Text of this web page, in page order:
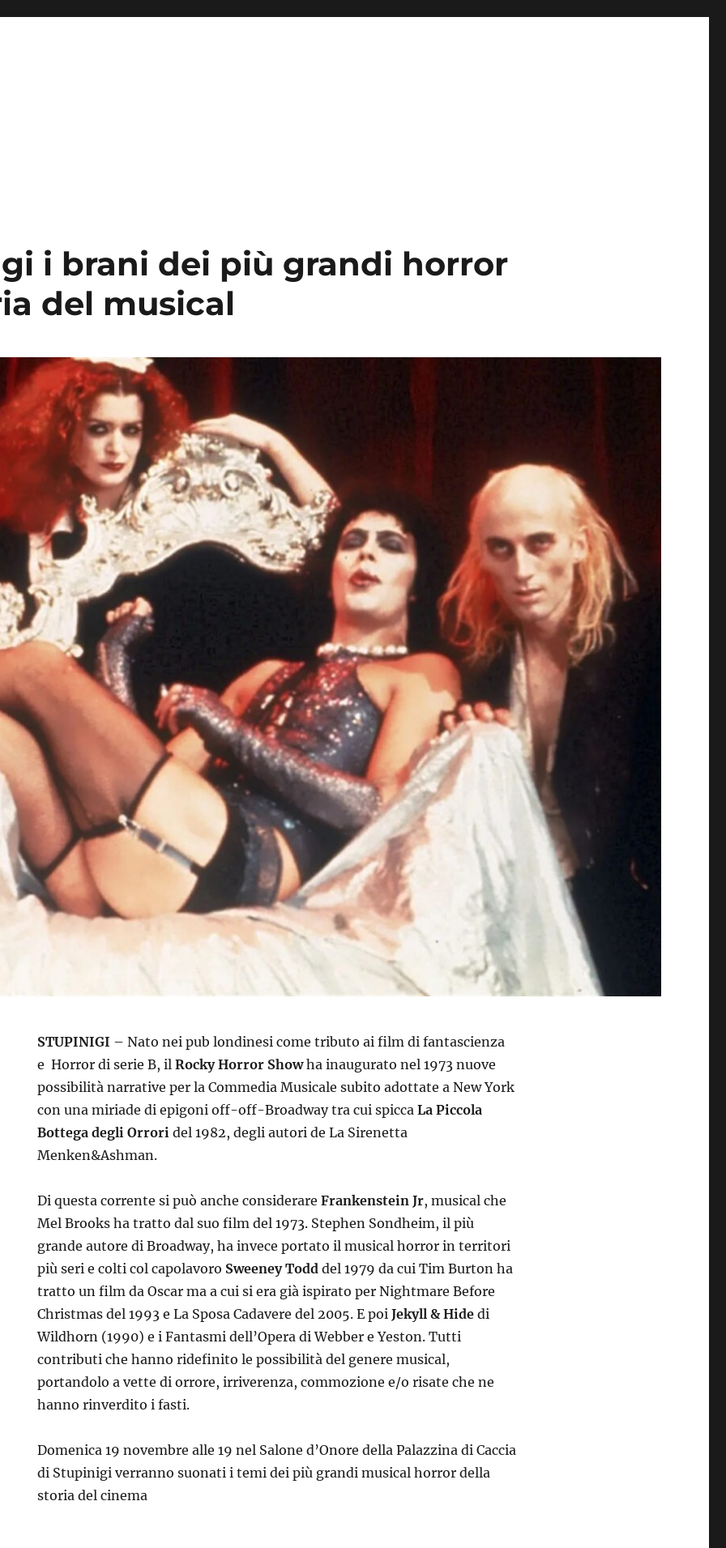
i brani dei più grandi horror
del musical
STUPINIGI – Nato nei pub londinesi come tributo ai film di fantascienza
e Horror di serie B, ilRocky Horror Showha inaugurato nel 1973 nuove
possibilità narrative per la Commedia Musicale subito adottate a New York
con una miriade di epigoni off-off-Broadway tra cui spiccaLa Piccola
Bottega degli Orrori del 1982, degli autori de La Sirenetta
Menken&Ashman.
Di questa corrente si può anche considerareFrankenstein Jr, musical che
Mel Brooks ha tratto dal suo film del 1973. Stephen Sondheim, il più
grande autore di Broadway, ha invece portato il musical horror in territori
più seri e colti col capolavoro Sweeney Todd del 1979 da cui Tim Burton ha
tratto un film da Oscar ma a cui si era già ispirato per Nightmare Before
Christmas del 1993 e La Sposa Cadavere del 2005. E poiJekyll & Hide di
Wildhorn (1990) e i Fantasmi dell’Opera di Webber e Yeston. Tutti
contributi che hanno ridefinito le possibilità del genere musical,
portandolo a vette di orrore, irriverenza, commozione e/o risate che ne
hanno rinverdito i fasti.
Domenica 19 novembre alle 19 nel Salone d’Onore della Palazzina di Caccia
di Stupinigi verranno suonati i temi dei più grandi musical horror della
storia del cinema